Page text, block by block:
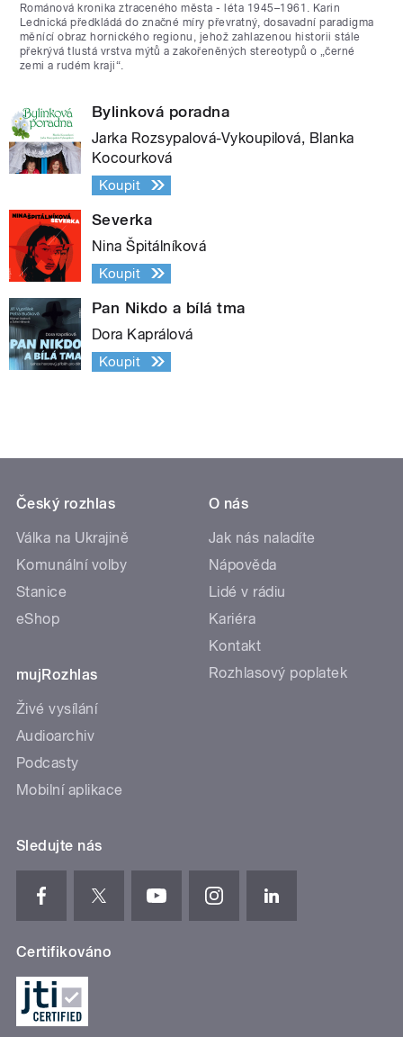
Románová kronika ztraceného města - léta 1945–1961. Karin
Lednická předkládá do značné míry převratný, dosavadní paradigma
měnící obraz hornického regionu, jehož zahlazenou historii stále
překrývá tlustá vrstva mýtů a zakořeněných stereotypů o „černé
zemi a rudém kraji“.
Bylinková poradna
Jarka Rozsypalová-Vykoupilová, Blanka
Kocourková
Koupit
Severka
Nina Špitálníková
Koupit
Pan Nikdo a bílá tma
Dora Kaprálová
Koupit
Český rozhlas
Válka na Ukrajině
Komunální volby
Stanice
eShop
mujRozhlas
Živé vysílání
Audioarchiv
Podcasty
Mobilní aplikace
O nás
Jak nás naladíte
Nápověda
Lidé v rádiu
Kariéra
Kontakt
Rozhlasový poplatek
Sledujte nás
Certifikováno